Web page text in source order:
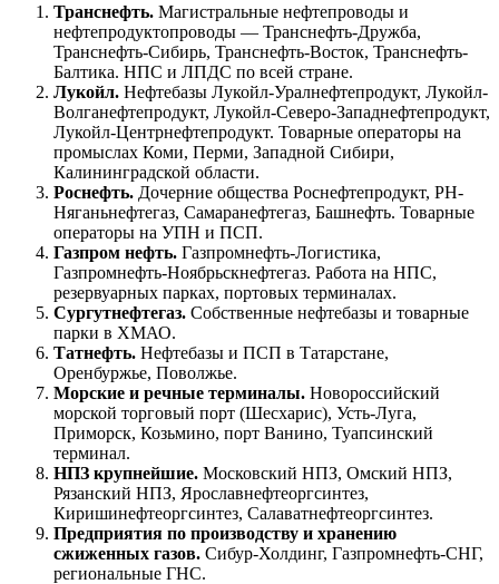
Транснефть. Магистральные нефтепроводы и
нефтепродуктопроводы — Транснефть-Дружба,
Транснефть-Сибирь, Транснефть-Восток, Транснефть-
Балтика. НПС и ЛПДС по всей стране.
Лукойл. Нефтебазы Лукойл-Уралнефтепродукт, Лукойл-
Волганефтепродукт, Лукойл-Северо-Западнефтепродукт,
Лукойл-Центрнефтепродукт. Товарные операторы на
промыслах Коми, Перми, Западной Сибири,
Калининградской области.
Роснефть. Дочерние общества Роснефтепродукт, РН-
Няганьнефтегаз, Самаранефтегаз, Башнефть. Товарные
операторы на УПН и ПСП.
Газпром нефть. Газпромнефть-Логистика,
Газпромнефть-Ноябрьскнефтегаз. Работа на НПС,
резервуарных парках, портовых терминалах.
Сургутнефтегаз. Собственные нефтебазы и товарные
парки в ХМАО.
Татнефть. Нефтебазы и ПСП в Татарстане,
Оренбуржье, Поволжье.
Морские и речные терминалы. Новороссийский
морской торговый порт (Шесхарис), Усть-Луга,
Приморск, Козьмино, порт Ванино, Туапсинский
терминал.
НПЗ крупнейшие. Московский НПЗ, Омский НПЗ,
Рязанский НПЗ, Ярославнефтеоргсинтез,
Киришинефтеоргсинтез, Салаватнефтеоргсинтез.
Предприятия по производству и хранению
сжиженных газов. Сибур-Холдинг, Газпромнефть-СНГ,
региональные ГНС.